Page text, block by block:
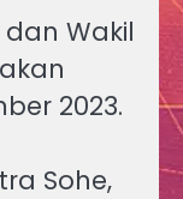
Wakil
2023.
Sohe,